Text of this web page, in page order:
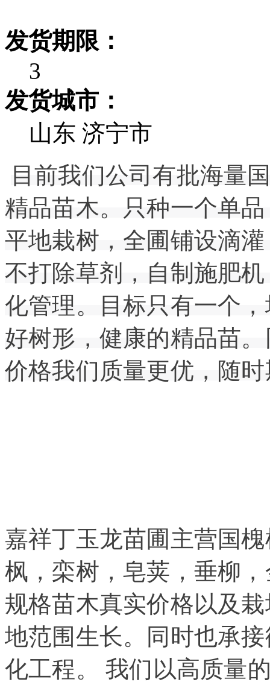
发货期限：
3
发货城市：
山东 济宁市
目前我们公司有批海量
精品苗木。只种一个单
平地栽树，全圃铺设滴
不打除草剂，自制施肥
化管理。目标只有一个
好树形，健康的精品苗
价格我们质量更优，随
嘉祥丁玉龙苗圃主营国
枫，栾树，皂荚，垂柳
规格苗木真实价格以及
地范围生长。同时也承
化工程。 我们以高质量